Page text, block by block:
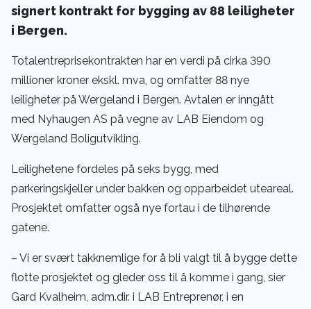
signert kontrakt for bygging av 88 leiligheter
i Bergen.
Totalentreprisekontrakten har en verdi på cirka 390
millioner kroner ekskl. mva, og omfatter 88 nye
leiligheter på Wergeland i Bergen. Avtalen er inngått
med Nyhaugen AS på vegne av LAB Eiendom og
Wergeland Boligutvikling.
Leilighetene fordeles på seks bygg, med
parkeringskjeller under bakken og opparbeidet uteareal.
Prosjektet omfatter også nye fortau i de tilhørende
gatene.
– Vi er svært takknemlige for å bli valgt til å bygge dette
flotte prosjektet og gleder oss til å komme i gang, sier
Gard Kvalheim, adm.dir. i LAB Entreprenør, i en